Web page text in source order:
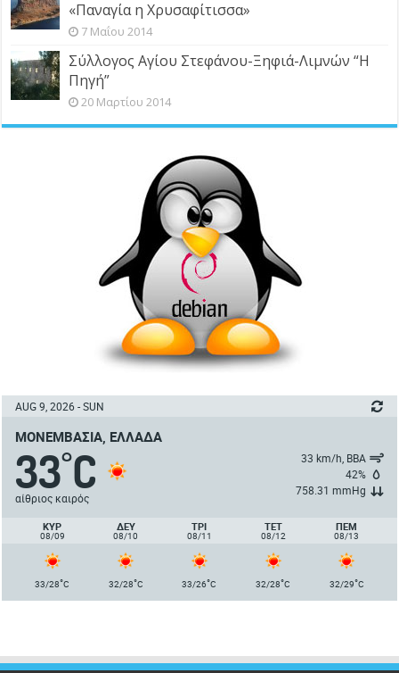
«Παναγία η Χρυσαφίτισσα»
7 Μαΐου 2014
Σύλλογος Αγίου Στεφάνου-Ξηφιά-Λιμνών “Η
Πηγή”
20 Μαρτίου 2014
AUG 9, 2026 - SUN
ΜΟΝΕΜΒΑΣΙΆ, ΕΛΛΆΔΑ
33°C
αίθριος καιρός
33 km/h, ΒΒΑ
42%
758.31 mmHg
ΚΥΡ
08/09
ΔΕΥ
08/10
ΤΡΙ
08/11
ΤΕΤ
08/12
ΠΈΜ
08/13
33/28°C 32/28°C 33/26°C 32/28°C 32/29°C